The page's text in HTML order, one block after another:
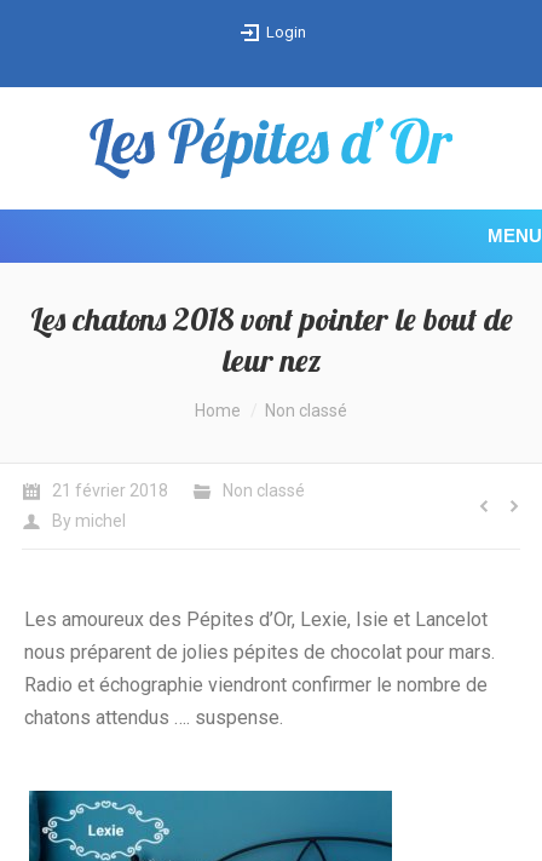
Login
MENU
Les chatons 2018 vont pointer le bout de
leur nez
Home Non classé
21 février 2018
Non classé
By michel
Les amoureux des Pépites d’Or, Lexie, Isie et Lancelot
nous préparent de jolies pépites de chocolat pour mars.
Radio et échographie viendront confirmer le nombre de
chatons attendus …. suspense.